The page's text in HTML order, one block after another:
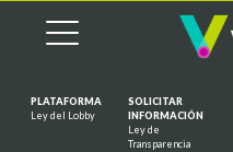
PLATAFORMA
Ley del Lobby
SOLICITAR
INFORMACIÓN
Ley de
Transparencia